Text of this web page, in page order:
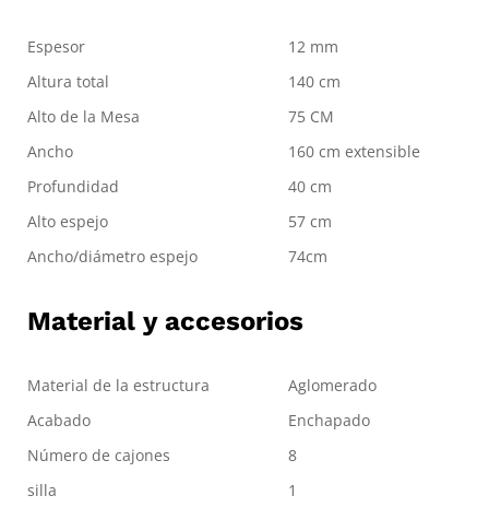
Espesor
12 mm
Altura total
140 cm
Alto de la Mesa
75 CM
Ancho
160 cm extensible
Profundidad
40 cm
Alto espejo
57 cm
Ancho/diámetro espejo
74cm
Material y accesorios
Material de la estructura
Aglomerado
Acabado
Enchapado
Número de cajones
8
silla
1